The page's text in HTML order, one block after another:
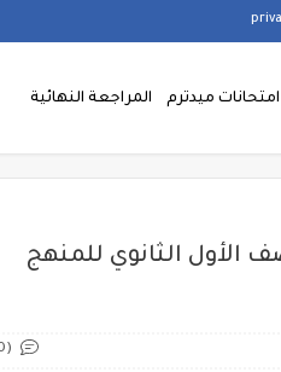
امتحانات ميدترم المراجعة النهائية
الأول الثانوي للمنهج
(0)